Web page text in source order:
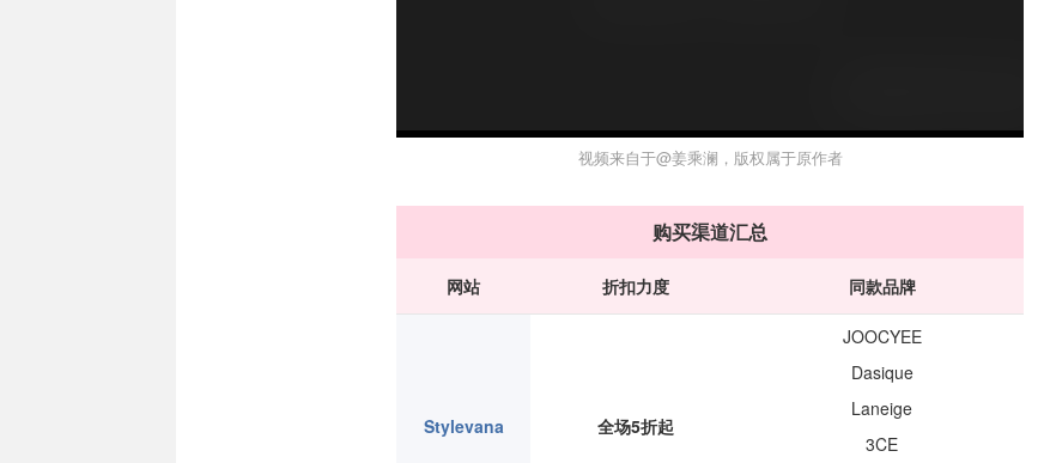
视频来自于@姜乘澜，版权属于原作者
购买渠道汇总
网站 折扣力度 同款品牌
Stylevana 全场5折起
JOOCYEE
Dasique
Laneige
3CE